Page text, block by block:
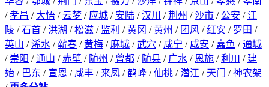
/孝昌 / 大悟 /云梦 / 应城 / 安陆 /汉川 /荆州 /沙市 / 公安 / 江
陵 /石首 / 洪湖 /松滋 / 监利 /黄冈 /黄州 / 团风 /红安 / 罗田 /
英山 /浠水 /蕲春 /黄梅 /麻城 /武穴 / 咸宁 / 咸安 / 嘉鱼 /通城
/ 崇阳 /通山 /赤壁 / 随州 / 曾都 / 随县 / 广水 / 恩施 /利川 / 建
始 / 巴东 / 宣恩 / 咸丰 / 来凤 /鹤峰 /仙桃 /潜江 / 天门 /神农架